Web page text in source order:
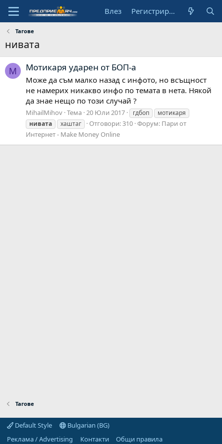
Влез Регистрирай се
Тагове
нивата
M Мотикаря ударен от БОП-а
Може да съм малко назад с инфото, но всъщност
не намерих никакво инфо по темата в нета. Някой
да знае нещо по този случай ?
MihailMihov Тема 20 Юли 2017 гдбоп
мотикаря
нивата
хаштаг Отговори: 310 Форум: Пари от
Интернет - Make Money Online
Тагове
Default Style
Bulgarian (BG)
Реклама / Advertising
Контакти
Общи правила